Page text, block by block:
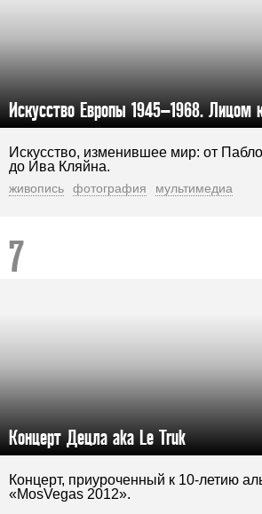
Искусство Европы 1945–1968. Лицом
Искусство, изменившее мир: от
до Ива Кляйна.
живопись фотография мультимедиа
Концерт Децла aka Le Truk
Концерт, приуроченный к 10-летию
«MosVegas 2012».